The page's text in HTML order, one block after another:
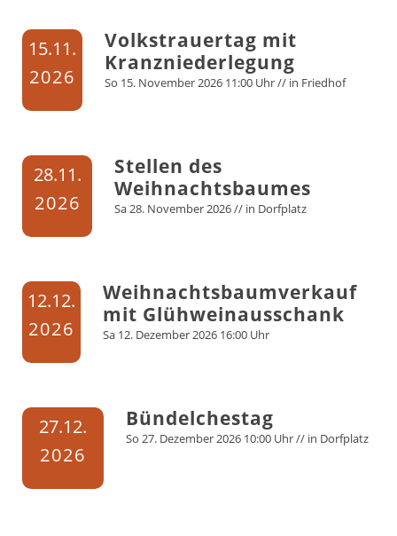
15.11.
2026
Volkstrauertag mit
Kranzniederlegung
So 15. November2026 11:00 Uhr// in Friedhof
28.11.
2026
Stellen des
Weihnachtsbaumes
Sa28. November2026// in Dorfplatz
12.12.
2026
Weihnachtsbaumverkauf
mit Glühweinausschank
Sa 12. Dezember2026 16:00 Uhr
27.12.
2026
Bündelchestag
So 27. Dezember2026 10:00 Uhr// in Dorfplatz